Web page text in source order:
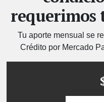
requerimos
Tu aporte mensual se
Crédito por Mercado